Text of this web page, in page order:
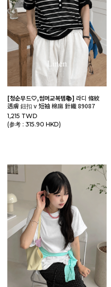
[청순무드🤍,썸머교복템📚] 라디 條紋
透膚 鈕扣 v 短袖 棉麻 針織 89087
1,215 TWD
(参考 : 315.90 HKD)